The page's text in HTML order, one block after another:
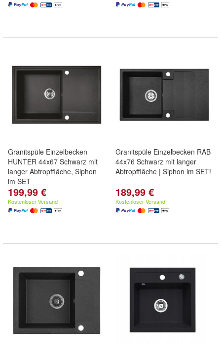
Granitspüle Einzelbecken
HUNTER 44x67 Schwarz mit
langer Abtropffläche, Siphon
im SET
199,99 €
Kostenloser Versand
Granitspüle Einzelbecken RAB
44x76 Schwarz mit langer
Abtropffläche | Siphon im SET!
189,99 €
Kostenloser Versand